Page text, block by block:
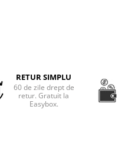
RETUR SIMPLU
60 de zile drept de
retur. Gratuit la
Easybox.